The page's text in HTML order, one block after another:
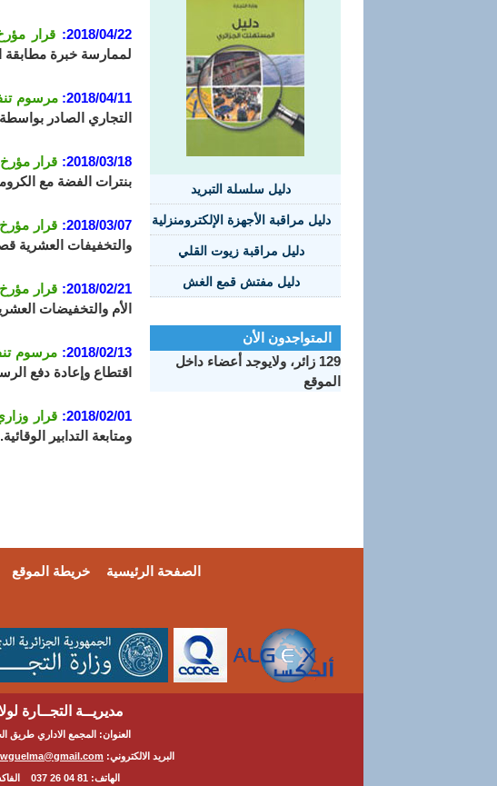
دليل سلسلة التبريد
دليل مراقبة الأجهزة الإلكترومنزلية
دليل مراقبة زيوت القلي
دليل مفتش قمع الغش
المتواجدون الأن
129 زائر، ولايوجد أعضاء داخل
الموقع
2018/04/22: قرار مؤرخ في 27 جمادى الثانية عام 1439
لممارسة خبرة مطابقة
2018/04/11: مرسوم تنفيذي رقم 18-112 مؤرخ في
التجاري الصادر
2018/03/18: قرار مؤرخ في أول
بنترات الفضة مع
2018/03/07: قرار مؤرخ في 17 ربيع الثاني عام 1439
والتخفيفات العشرية
2018/02/21: قرار مؤرخ في 12 ربيع الثاني عام 1439
الأم والتخفيضات
2018/02/13: مرسوم تنفيذي رقم 18-65 مؤرخ في 26
اقتطاع وإعادة دفع
2018/02/01: قرار وزاري مشترك مؤرخ
ومتابعة التدابير الوقائية.
الصفحة الرئيسية خريطة الموقع
مديريــة التجــارة
العنوان: المجمع الاداري طريق الجامعة ،
البريد الالكتروني:
الهاتف: 81 04 26 037 الفاكس: 82 04 26 037